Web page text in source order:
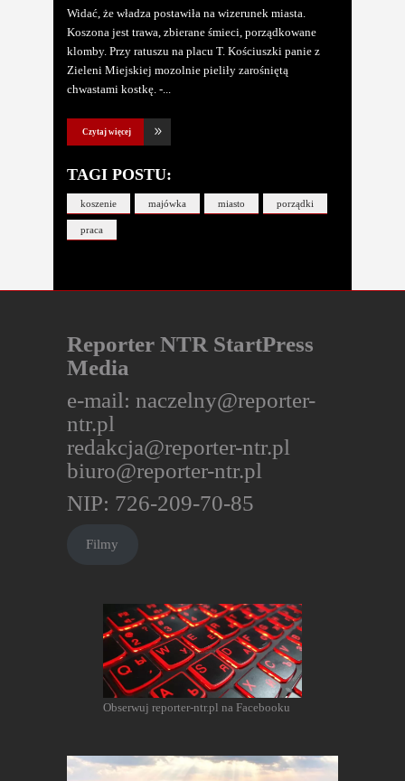
Widać, że władza postawiła na wizerunek miasta.
Koszona jest trawa, zbierane śmieci, porządkowane
klomby. Przy ratuszu na placu T. Kościuszki panie z
Zieleni Miejskiej mozolnie pieliły zarośniętą
chwastami kostkę. -
Czytaj więcej
TAGI POSTU:
koszenie majówka miasto porządki
praca
Reporter NTR StartPress
Media
e-mail: naczelny@reporter-
ntr.pl
redakcja@reporter-ntr.pl
biuro@reporter-ntr.pl
NIP: 726-209-70-85
Filmy
Obserwuj reporter-ntr.pl na Facebooku